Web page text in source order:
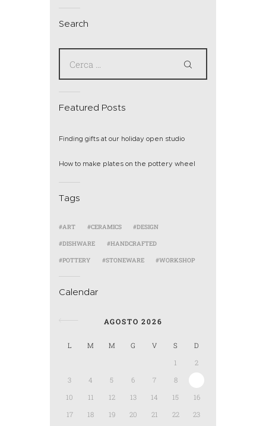
Search
Featured Posts
Finding gifts at our holiday open studio
How to make plates on the pottery wheel
Tags
ART CERAMICS
DESIGN
DISHWARE
HANDCRAFTED
POTTERY
STONEWARE WORKSHOP
Calendar
AGOSTO 2026
L M M G V S
D
1
2
3
4 5 6 7 8
10
11 12 13 14 15
16
17
18 19 20 21 22 23